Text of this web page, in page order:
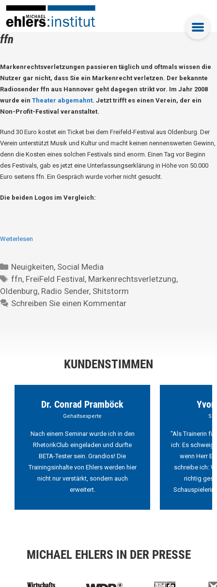
ffn
Markenrechtsverletzungen passieren täglich und oftmals wissen die
Nutzer gar nicht, dass Sie ein Markenrecht verletzen. Der bekannte
Radiosender ffn aus Hannover geht dagegen strikt vor. Im Jahr 2008
wurde ein Theater abgemahnt. Jetzt trifft es einen Verein, der ein
Non-Profit-Festival veranstaltet.
Rund 30 Euro kostet ein Ticket bei dem Freifeld-Festival aus Oldenburg. Der
Verein unterstützt Musik und Kultur und macht keinen nennenswerten Gewinn,
denn die Kosten eines solchen Festivals sind enorm. Einen Tag vor Beginn
des Festivals, gab es jetzt eine Unterlassungserklärung in Höhe von 50.000
Euro seitens ffn. Ein Gespräch wurde vorher nicht gesucht.
Die beiden Logos im Vergleich:
Weiterlesen
Neuigkeiten, Social Media
ffn, FreiFeld Festival, Markenrechtsverletzung,
Oldenburg, Radio Sender, Shitstorm
Schreiben Sie einen Kommentar
KUNDENSTIMMEN
Dr. Conrad Pramböck
Gehaltsexperte
Nach einem Seminar wurde ich in den
RhetorikClub eingeladen und durfte
BETA-Tester sein. Grandios! Die
Trainingsinhalte von Ehlers werden hier
nicht nur verstärkt, sondern auch
erweitert.
"Als Trainerin
ich: Es
wenn Herr
schreibe ich:
richtig
Schauspielerin
MICHAEL EHLERS IN DER PRESSE